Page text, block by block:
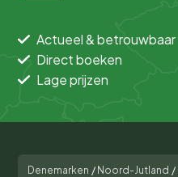
Actueel & betrouwbaar
Direct boeken
Lage prijzen
Denemarken / Noord-Jutland /